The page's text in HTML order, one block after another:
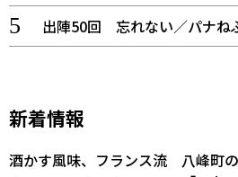
出陣50回 忘れない／パナ
新着情報
酒かす風味、フランス流 八峰